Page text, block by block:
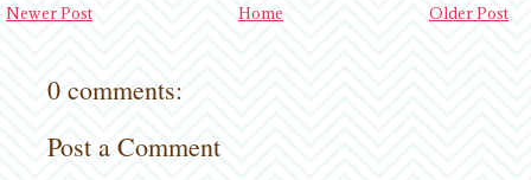
Newer Post Older Post
Home
0 comments:
Post a Comment